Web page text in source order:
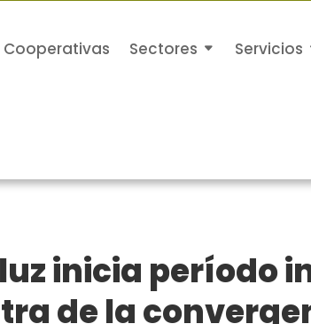
Cooperativas Sectores Servicios
inicia período
de la